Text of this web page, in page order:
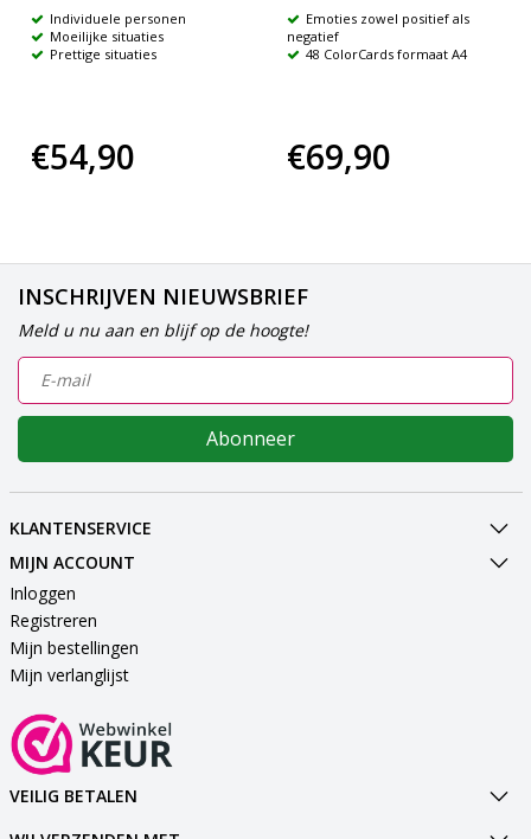
Individuele personen
Moeilijke situaties
Prettige situaties
€54,90
Emoties zowel positief als
negatief
48 ColorCards formaat A4
€69,90
INSCHRIJVEN NIEUWSBRIEF
Meld u nu aan en blijf op de hoogte!
Abonneer
KLANTENSERVICE
MIJN ACCOUNT
Inloggen
Registreren
Mijn bestellingen
Mijn verlanglijst
VEILIG BETALEN